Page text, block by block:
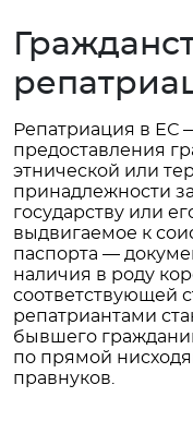
Репатриация в ЕС
предоставления
этнической или
принадлежности
государству или
выдвигаемое к
паспорта —
наличия в роду
соответствующей
репатриантами
бывшего
по прямой
правнуков.